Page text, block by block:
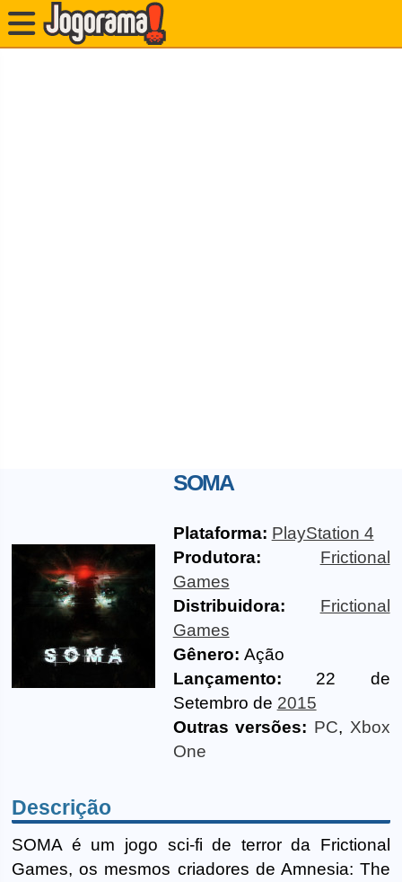
SOMA
Plataforma: PlayStation 4
Produtora:
Frictional
Games
Distribuidora:
Frictional
Games
Gênero: Ação
Lançamento: 22 de
Setembro de 2015
Outras versões: PC, Xbox
One
Descrição
SOMA é um jogo sci-fi de terror da Frictional
Games, os mesmos criadores de Amnesia: The